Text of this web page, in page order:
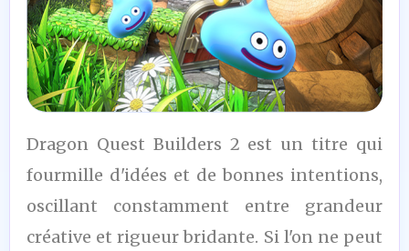
7
/10
Dragon Quest Builders 2 est un titre qui
fourmille d'idées et de bonnes intentions,
oscillant constamment entre grandeur
créative et rigueur bridante. Si l'on ne peut